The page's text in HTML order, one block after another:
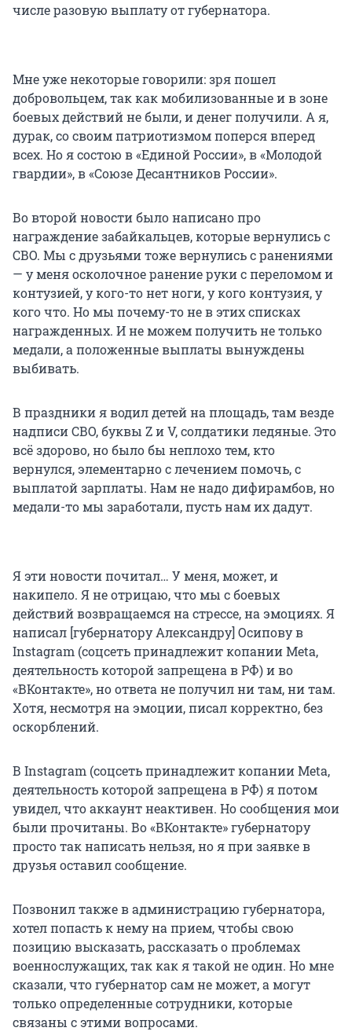
числе разовую выплату от губернатора.
Мне уже некоторые говорили: зря пошел
добровольцем, так как мобилизованные и в зоне
боевых действий не были, и денег получили. А я,
дурак, со своим патриотизмом поперся вперед
всех. Но я состою в «Единой России», в «Молодой
гвардии», в «Союзе Десантников России».
Во второй новости было написано про
награждение забайкальцев, которые вернулись с
СВО. Мы с друзьями тоже вернулись с ранениями
— у меня осколочное ранение руки с переломом и
контузией, у кого-то нет ноги, у кого контузия, у
кого что. Но мы почему-то не в этих списках
награжденных. И не можем получить не только
медали, а положенные выплаты вынуждены
выбивать.
В праздники я водил детей на площадь, там везде
надписи СВО, буквы Z и V, солдатики ледяные. Это
всё здорово, но было бы неплохо тем, кто
вернулся, элементарно с лечением помочь, с
выплатой зарплаты. Нам не надо дифирамбов, но
медали-то мы заработали, пусть нам их дадут.
Я эти новости почитал… У меня, может, и
накипело. Я не отрицаю, что мы с боевых
действий возвращаемся на стрессе, на эмоциях. Я
написал [губернатору Александру] Осипову в
Instagram (соцсеть принадлежит копании Meta,
деятельность которой запрещена в РФ) и во
«ВКонтакте», но ответа не получил ни там, ни там.
Хотя, несмотря на эмоции, писал корректно, без
оскорблений.
В Instagram (соцсеть принадлежит копании Meta,
деятельность которой запрещена в РФ) я потом
увидел, что аккаунт неактивен. Но сообщения мои
были прочитаны. Во «ВКонтакте» губернатору
просто так написать нельзя, но я при заявке в
друзья оставил сообщение.
Позвонил также в администрацию губернатора,
хотел попасть к нему на прием, чтобы свою
позицию высказать, рассказать о проблемах
военнослужащих, так как я такой не один. Но мне
сказали, что губернатор сам не может, а могут
только определенные сотрудники, которые
связаны с этими вопросами.